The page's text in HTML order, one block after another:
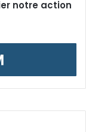
notre action